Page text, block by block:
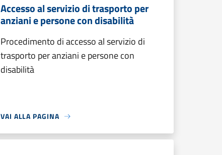
Accesso al servizio di trasporto per
anziani e persone con disabilità
Procedimento di accesso al servizio di
trasporto per anziani e persone con
disabilità
VAI ALLA PAGINA